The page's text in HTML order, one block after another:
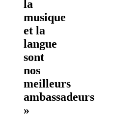
la
musique
et la
langue
sont
nos
meilleurs
ambassadeurs
»